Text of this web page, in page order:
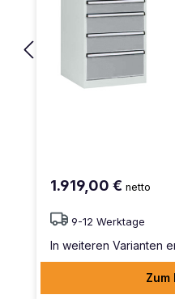
1.919,00 € netto
9-12 Werktage
In weiteren Varianten
Zum